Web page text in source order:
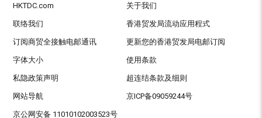
HKTDC.com 关于我们
联络我们 香港贸发局流动应用程式
订阅商贸全接触电邮通讯 更新您的香港贸发局电邮订阅
字体大小 使用条款
私隐政策声明 超连结条款及细则
网站导航 京ICP备09059244号
京公网安备 11010102003523号